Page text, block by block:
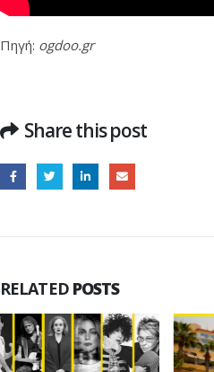
Πηγή: ogdoo.gr
Share this post
RELATED POSTS